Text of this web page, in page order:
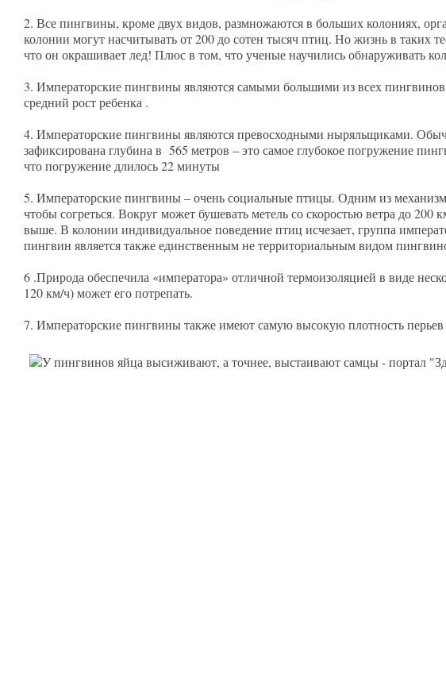
2. Все пингвины, кроме двух видов, размножаются в больших колониях,
колонии могут насчитывать от 200 до сотен тысяч птиц. Но жизнь в таких
что он окрашивает лед! Плюс в том, что ученые научились обнаруживать
3. Императорские пингвины являются самыми большими из всех
средний рост ребенка .
4. Императорские пингвины являются превосходными ныряльщиками.
зафиксирована глубина в 565 метров – это самое глубокое погружение
что погружение длилось 22 минуты
5. Императорские пингвины – очень социальные птицы. Одним из
чтобы согреться. Вокруг может бушевать метель со скоростью ветра до
выше. В колонии индивидуальное поведение птиц исчезает, группа
пингвин является также единственным не территориальным видом
6 .Природа обеспечила «императора» отличной термоизоляцией в виде
120 км/ч) может его потрепать.
7. Императорские пингвины также имеют самую высокую плотность